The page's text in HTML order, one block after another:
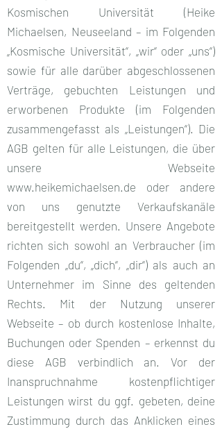
Kosmischen Universität (Heike
Michaelsen, Neuseeland – im Folgenden
„Kosmische Universität“, „wir“ oder „uns“)
sowie für alle darüber abgeschlossenen
Verträge, gebuchten Leistungen und
erworbenen Produkte (im Folgenden
zusammengefasst als „Leistungen“). Die
AGB gelten für alle Leistungen, die über
unsere Webseite
www.heikemichaelsen.de oder andere
von uns genutzte Verkaufskanäle
bereitgestellt werden. Unsere Angebote
richten sich sowohl an Verbraucher (im
Folgenden „du“, „dich“, „dir“) als auch an
Unternehmer im Sinne des geltenden
Rechts. Mit der Nutzung unserer
Webseite – ob durch kostenlose Inhalte,
Buchungen oder Spenden – erkennst du
diese AGB verbindlich an. Vor der
Inanspruchnahme kostenpflichtiger
Leistungen wirst du ggf. gebeten, deine
Zustimmung durch das Anklicken eines